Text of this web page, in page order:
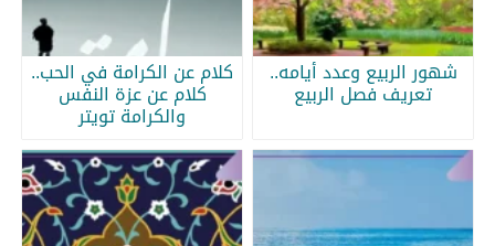
شهور الربيع وعدد أيامه..
تعريف فصل الربيع
كلام عن الكرامة في الحب..
كلام عن عزة النفس
والكرامة تويتر